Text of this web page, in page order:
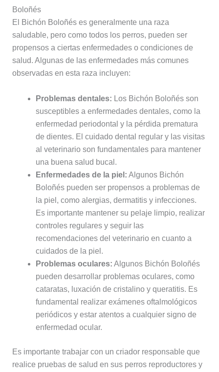
Boloñés
El Bichón Boloñés es generalmente una raza
saludable, pero como todos los perros, pueden ser
propensos a ciertas enfermedades o condiciones de
salud. Algunas de las enfermedades más comunes
observadas en esta raza incluyen:
Problemas dentales: Los Bichón Boloñés son
susceptibles a enfermedades dentales, como la
enfermedad periodontal y la pérdida prematura
de dientes. El cuidado dental regular y las visitas
al veterinario son fundamentales para mantener
una buena salud bucal.
Enfermedades de la piel: Algunos Bichón
Boloñés pueden ser propensos a problemas de
la piel, como alergias, dermatitis y infecciones.
Es importante mantener su pelaje limpio, realizar
controles regulares y seguir las
recomendaciones del veterinario en cuanto a
cuidados de la piel.
Problemas oculares: Algunos Bichón Boloñés
pueden desarrollar problemas oculares, como
cataratas, luxación de cristalino y queratitis. Es
fundamental realizar exámenes oftalmológicos
periódicos y estar atentos a cualquier signo de
enfermedad ocular.
Es importante trabajar con un criador responsable que
realice pruebas de salud en sus perros reproductores y